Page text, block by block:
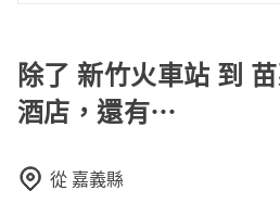
以不妨趁早訂購，享受更划算的
除了 新竹火車站 到
酒店，還有⋯
從 嘉義縣